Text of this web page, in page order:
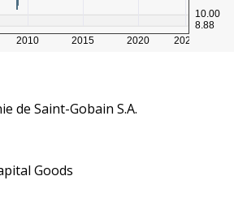
de Saint-Gobain S.A.
Goods